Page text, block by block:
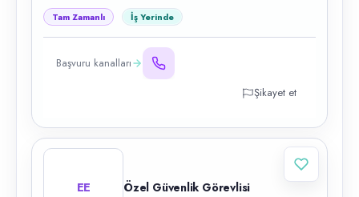
Tam Zamanlı İş Yerinde
Başvuru kanalları
Şikayet et
EE Özel Güvenlik Görevlisi